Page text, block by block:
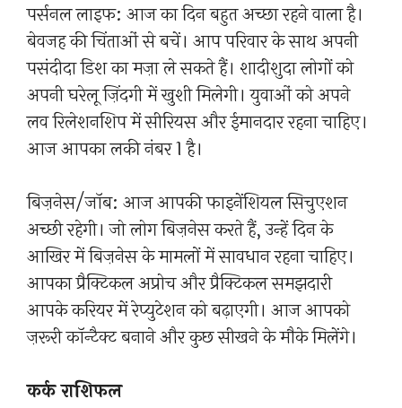
पर्सनल लाइफ: आज का दिन बहुत अच्छा रहने वाला है।
बेवजह की चिंताओं से बचें। आप परिवार के साथ अपनी
पसंदीदा डिश का मज़ा ले सकते हैं। शादीशुदा लोगों को
अपनी घरेलू ज़िंदगी में खुशी मिलेगी। युवाओं को अपने
लव रिलेशनशिप में सीरियस और ईमानदार रहना चाहिए।
आज आपका लकी नंबर 1 है।
बिज़नेस/जॉब: आज आपकी फाइनेंशियल सिचुएशन
अच्छी रहेगी। जो लोग बिज़नेस करते हैं, उन्हें दिन के
आखिर में बिज़नेस के मामलों में सावधान रहना चाहिए।
आपका प्रैक्टिकल अप्रोच और प्रैक्टिकल समझदारी
आपके करियर में रेप्युटेशन को बढ़ाएगी। आज आपको
ज़रूरी कॉन्टैक्ट बनाने और कुछ सीखने के मौके मिलेंगे।
कर्क राशिफल